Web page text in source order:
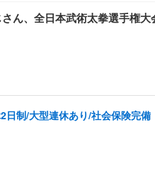
ん、全日本武術太拳選手権大
日制/大型連休あり/社会保険完備